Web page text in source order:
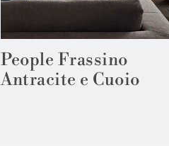
People Frassino
Antracite e Cuoio